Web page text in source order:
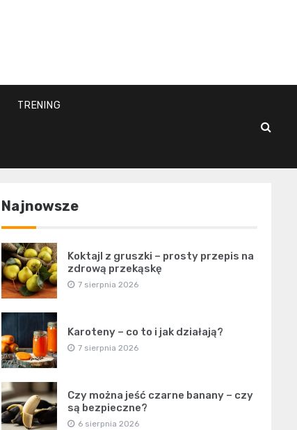
TRENING
Najnowsze
Koktajl z gruszki – prosty przepis na
zdrową przekąskę
7 sierpnia 2026
Karoteny – co to i jak działają?
7 sierpnia 2026
Czy można jeść czarne banany – czy
są bezpieczne?
6 sierpnia 2026